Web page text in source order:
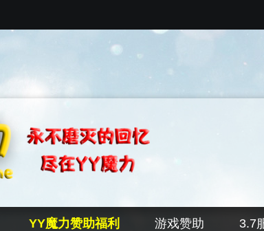
YY魔力赞助福利 游戏赞助 3.7